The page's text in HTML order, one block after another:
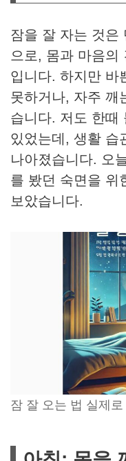
잠을 잘 자는 것은
으로, 몸과 마음의
입니다. 하지만 바
못하거나, 자주 깨
습니다. 저도 한때
있었는데, 생활 습
나아졌습니다. 오
를 봤던 숙면을 위
보았습니다.
잠 잘 오는 법 실제로